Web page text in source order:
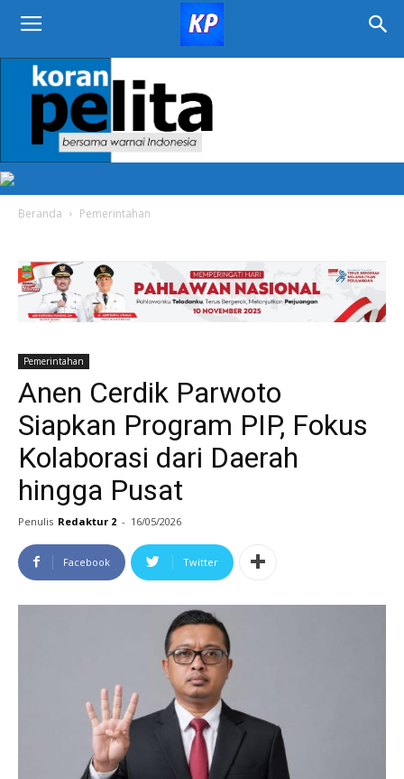
KORAN
PELITA
Beranda Pemerintahan
Pemerintahan
Anen Cerdik Parwoto
Siapkan Program PIP, Fokus
Kolaborasi dari Daerah
hingga Pusat
Penulis Redaktur 2 - 16/05/2026
Facebook Twitter